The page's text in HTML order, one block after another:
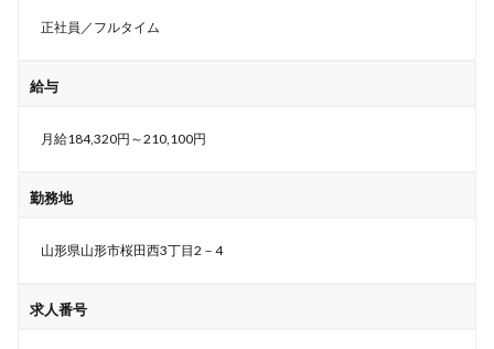
正社員／フルタイム
給与
月給184,320円～210,100円
勤務地
山形県山形市桜田西3丁目2－4
求人番号